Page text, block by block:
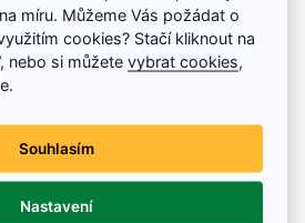
dámské bílé 5 párů
35 - 38; 38 - 42
míru. Můžeme Vás požádat o
cookies? Stačí kliknout na
nebo si můžetevybrat cookies
Souhlasím
Nastavení